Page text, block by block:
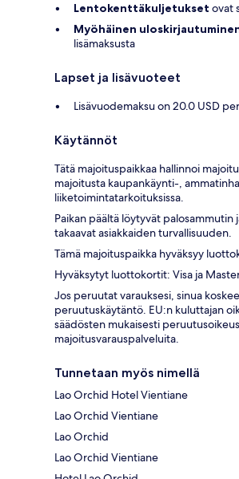
Lentokenttäkuljetukset ovat
Myöhäinen
lisämaksusta
Lapset ja lisävuoteet
Lisävuodemaksu on 20.0 USD
Käytännöt
Tätä majoituspaikkaa hallinnoi
majoitusta kaupankäynti-,
liiketoimintatarkoituksissa.
Paikan päältä löytyvät palosammutin
takaavat asiakkaiden turvallisuuden.
Tämä majoituspaikka hyväksyy
Hyväksytyt luottokortit: Visa ja
Jos peruutat varauksesi, sinua
peruutuskäytäntö. EU:n kuluttajan
säädösten mukaisesti
majoitusvarauspalveluita.
Tunnetaan myös nimellä
Lao Orchid Hotel Vientiane
Lao Orchid Vientiane
Lao Orchid
Lao Orchid Vientiane